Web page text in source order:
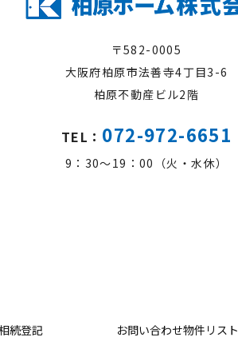
〒582-0005
大阪府柏原市法善寺4丁目3-6
柏原不動産ビル2階
TEL： 072-972-6651
9：30～19：00（火・水休）
続登記 お問い合わせ物件リスト